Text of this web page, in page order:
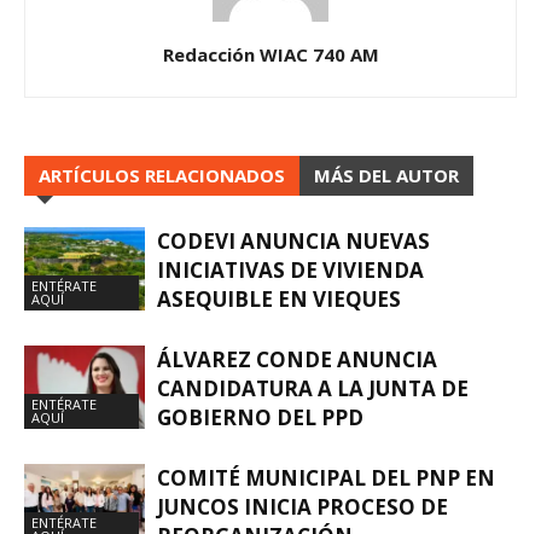
Redacción WIAC 740 AM
ARTÍCULOS RELACIONADOS MÁS DEL AUTOR
ENTÉRATE
AQUÍ
CODEVI ANUNCIA NUEVAS
INICIATIVAS DE VIVIENDA
ASEQUIBLE EN VIEQUES
ENTÉRATE
AQUÍ
ÁLVAREZ CONDE ANUNCIA
CANDIDATURA A LA JUNTA DE
GOBIERNO DEL PPD
ENTÉRATE
COMITÉ MUNICIPAL DEL PNP EN
JUNCOS INICIA PROCESO DE